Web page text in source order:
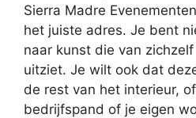
Sierra Madre
het juiste adres. Je bent
naar kunst die van
uitziet. Je wilt ook dat
de rest van het interieur,
bedrijfspand of je eigen